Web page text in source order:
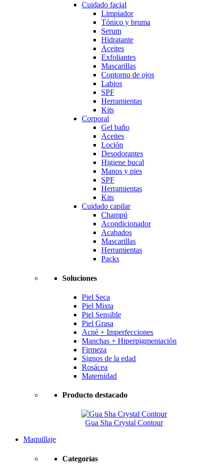
Cuidado facial
Limpiador
Tónico y bruma
Serum
Hidratante
Aceites
Exfoliantes
Mascarillas
Contorno de ojos
Labios
SPF
Herramientas
Kits
Corporal
Gel baño
Aceites
Loción
Desodorantes
Higiene bucal
Manos y pies
SPF
Herramientas
Kits
Cuidado capilar
Champú
Acondicionador
Acabados
Mascarillas
Herramientas
Packs
Soluciones
Piel Seca
Piel Mixta
Piel Sensible
Piel Grasa
Acné + Imperfecciones
Manchas + Hiperpigmentación
Firmeza
Signos de la edad
Rosácea
Maternidad
Producto destacado
Gua Sha Crystal Contour
Maquillaje
Categorías